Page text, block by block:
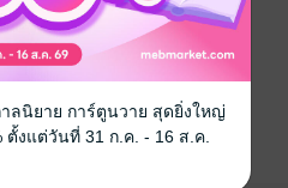
าลนิยาย การ์ตูนวาย สุดยิ่งใหญ่
งแต่วันที่ 31 ก.ค. - 16 ส.ค.